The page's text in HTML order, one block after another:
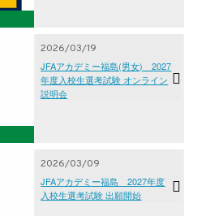
2026/03/19
JFAアカデミー福島(男女) 2027
年度入校生選考試験 オンライン
説明会
2026/03/09
JFAアカデミー福島 2027年度
入校生選考試験 出願開始